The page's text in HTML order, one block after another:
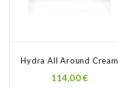
Hydra All Around Cream
Prezzo
114,00 €